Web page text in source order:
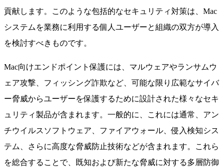
貢献します。このような包括的なセキュリティ対策は、Mac
システムを業務に利用する個人ユーザーと組織の双方が導入
を検討すべきものです。
Mac向けエンドポイント保護には、マルウェアやランサムウ
ェア攻撃、フィッシング詐欺など、可能な限り広範なサイバ
ー脅威からユーザーを保護するために設計された様々なセキ
ュリティ製品が含まれます。一般的に、これには通常、アン
チウイルスソフトウェア、ファイアウォール、侵入検知シス
テム、さらに高度な脅威防止技術などが含まれます。これら
を総合することで、既知および新たな脅威に対する多層防御